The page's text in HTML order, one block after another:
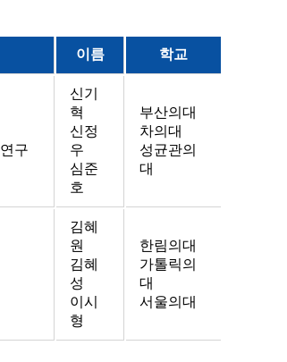
이름 학교
구
신기
혁
신정
우
심준
호
부산의대
차의대
성균관의
대
김혜
원
김혜
성
이시
형
한림의대
가톨릭의
대
서울의대